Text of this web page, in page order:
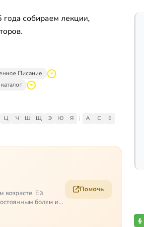
собираем лекции,
Писание
Ц Ч Ш Щ Э Ю Я | A C
E
возрасте. Ей
болям и
Помочь